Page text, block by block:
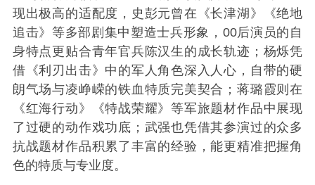
现出极高的适配度，史彭元曾在《长津湖》《绝地
追击》等多部剧集中塑造士兵形象，00后演员的自
身特点更贴合青年官兵陈汉生的成长轨迹；杨烁凭
借《利刃出击》中的军人角色深入人心，自带的硬
朗气场与凌峥嵘的铁血特质完美契合；蒋璐霞则在
《红海行动》《特战荣耀》等军旅题材作品中展现
了过硬的动作戏功底；武强也凭借其参演过的众多
抗战题材作品积累了丰富的经验，能更精准把握角
色的特质与专业度。